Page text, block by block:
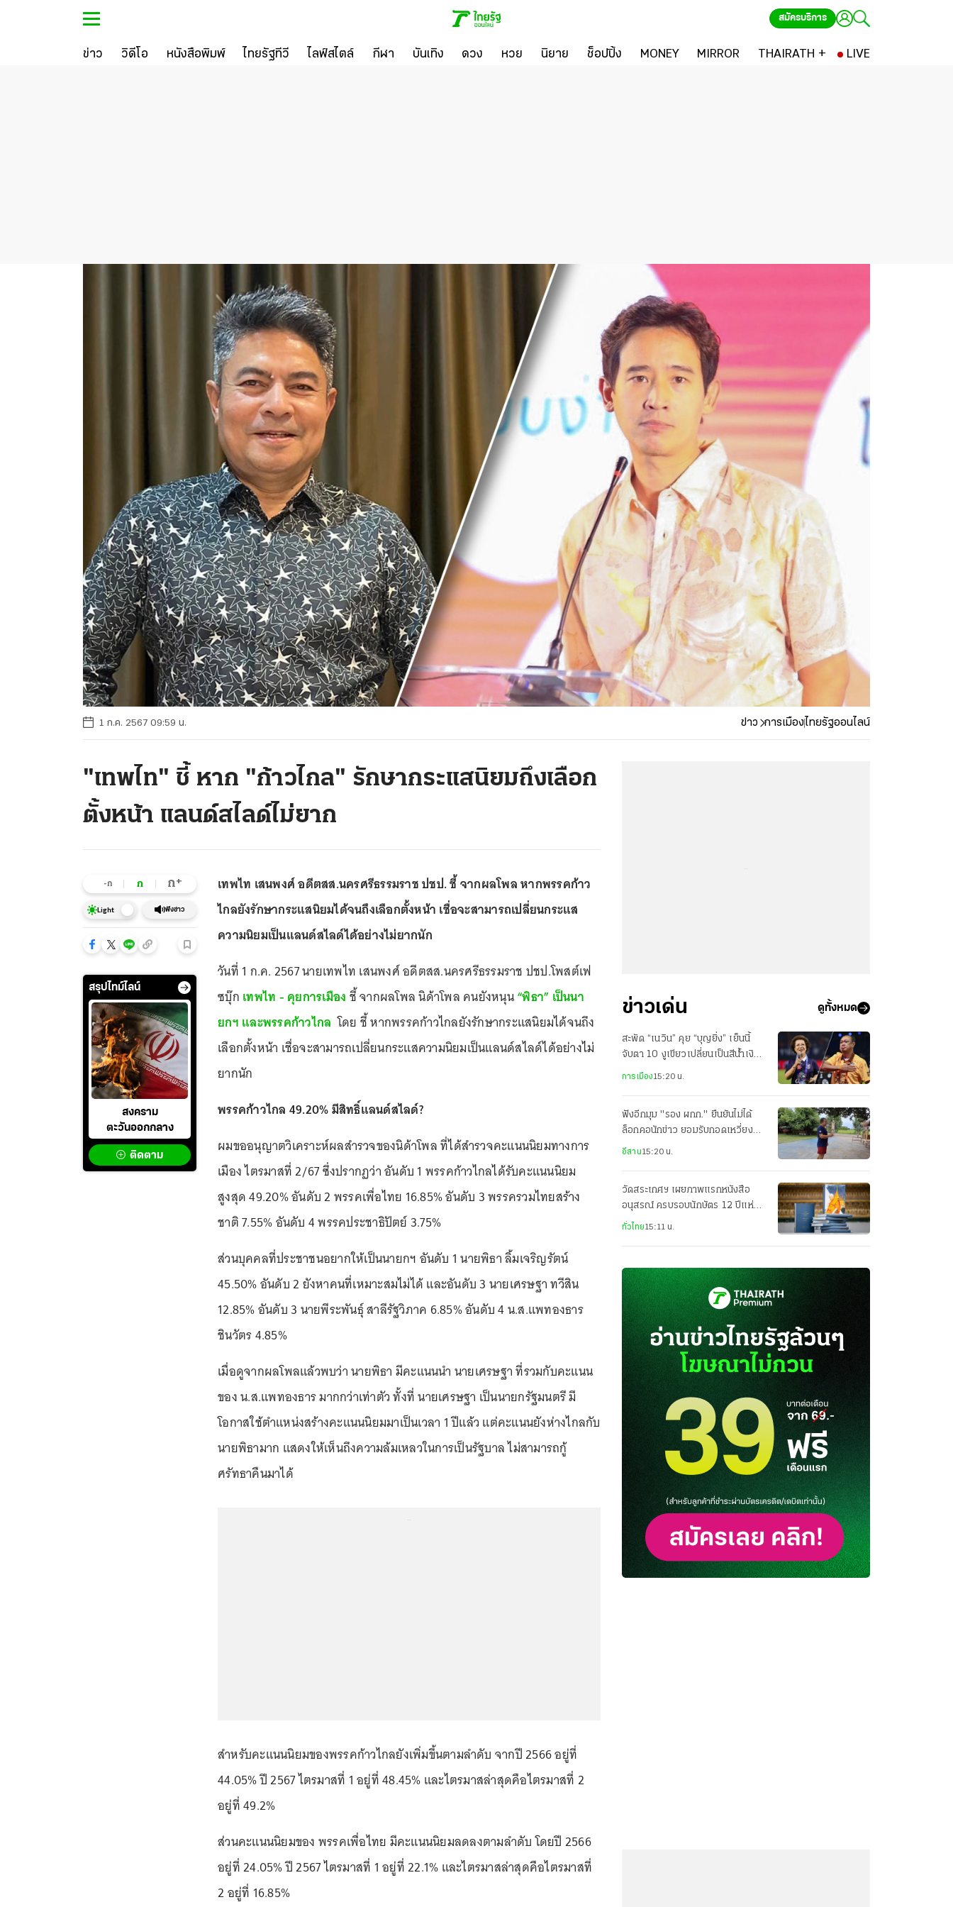
สมัครบริการ
ข่าว วิดีโอ หนังสือพิมพ์ ไทยรัฐทีวี ไลฟ์สไตล์ กีฬา บันเทิง ดวง หวย นิยาย ช็อปปิ้ง MONEY MIRROR THAIRATH + LIVE
1 ก.ค. 2567 09:59 น. ข่าว การเมืองไทยรัฐออนไลน์
"เทพไท" ชี้ หาก "ก้าวไกล" รักษากระแสนิยมถึงเลือก
ตั้งหน้า แลนด์สไลด์ไม่ยาก
-ก ก ก+
Light ฟังข่าว
สรุปไทม์ไลน์
สงคราม
ตะวันออกกลาง
ติดตาม
เทพไท เสนพงศ์ อดีตสส.นครศรีธรรมราช ปชป. ชี้ จากผลโพล หากพรรคก้าว
ไกลยังรักษากระแสนิยมได้จนถึงเลือกตั้งหน้า เชื่อจะสามารถเปลี่ยนกระแส
ความนิยมเป็นแลนด์สไลด์ได้อย่างไม่ยากนัก
วันที่ 1 ก.ค. 2567 นายเทพไท เสนพงศ์ อดีตสส.นครศรีธรรมราช ปชป.โพสต์เฟ
ซบุ๊ก เทพไท - คุยการเมือง ชี้ จากผลโพล นิด้าโพล คนยังหนุน“พิธา” เป็นนา
ยกฯ และพรรคก้าวไกล โดย ชี้ หากพรรคก้าวไกลยังรักษากระแสนิยมได้จนถึง
เลือกตั้งหน้า เชื่อจะสามารถเปลี่ยนกระแสความนิยมเป็นแลนด์สไลด์ได้อย่างไม่
ยากนัก
พรรคก้าวไกล 49.20% มีสิทธิ์แลนด์สไลด์?
ผมขออนุญาตวิเคราะห์ผลสำรวจของนิด้าโพล ที่ได้สำรวจคะแนนนิยมทางการ
เมือง ไตรมาสที่ 2/67 ซึ่งปรากฏว่า อันดับ 1 พรรคก้าวไกลได้รับคะแนนนิยม
สูงสุด 49.20% อันดับ 2 พรรคเพื่อไทย 16.85% อันดับ 3 พรรครวมไทยสร้าง
ชาติ 7.55% อันดับ 4 พรรคประชาธิปัตย์ 3.75%
ส่วนบุคคลที่ประชาชนอยากให้เป็นนายกฯ อันดับ 1 นายพิธา ลิ้มเจริญรัตน์
45.50% อันดับ 2 ยังหาคนที่เหมาะสมไม่ได้ และอันดับ 3 นายเศรษฐา ทวีสิน
12.85% อันดับ 3 นายพีระพันธุ์ สาลีรัฐวิภาค 6.85% อันดับ 4 น.ส.แพทองธาร
ชินวัตร 4.85%
เมื่อดูจากผลโพลแล้วพบว่า นายพิธา มีคะแนนนำ นายเศรษฐา ที่รวมกับคะแนน
ของ น.ส.แพทองธาร มากกว่าเท่าตัว ทั้งที่ นายเศรษฐา เป็นนายกรัฐมนตรี มี
โอกาสใช้ตำแหน่งสร้างคะแนนนิยมมาเป็นเวลา 1 ปีแล้ว แต่คะแนนยังห่างไกลกับ
นายพิธามาก แสดงให้เห็นถึงความล้มเหลวในการเป็นรัฐบาล ไม่สามารถกู้
ศรัทธาคืนมาได้
สำหรับคะแนนนิยมของพรรคก้าวไกลยังเพิ่มขึ้นตามลำดับ จากปี 2566 อยู่ที่
44.05% ปี 2567 ไตรมาสที่ 1 อยู่ที่ 48.45% และไตรมาสล่าสุดคือไตรมาสที่ 2
อยู่ที่ 49.2%
ส่วนคะแนนนิยมของ พรรคเพื่อไทย มีคะแนนนิยมลดลงตามลำดับ โดยปี 2566
อยู่ที่ 24.05% ปี 2567 ไตรมาสที่ 1 อยู่ที่ 22.1% และไตรมาสล่าสุดคือไตรมาสที่
2 อยู่ที่ 16.85%
ข่าวเด่น ดูทั้งหมด
สะพัด “เนวิน” คุย “บุญยิ่ง” เย็นนี้
จับตา 10 งูเขียวเปลี่ยนเป็นสีน้ำเงิน
หรือไม่
การเมือง15:20 น.
ฟังอีกมุม "รอง ผกก." ยืนยันไม่ได้
ล็อกคอนักข่าว ยอมรับกอดเหวี่ยงจน
อีกฝ่ายล้ม
อีสาน15:20 น.
วัดสระเกศฯ เผยภาพแรกหนังสือ
อนุสรณ์ ครบรอบนักษัตร 12 ปีแห่ง
มรณกาล "สมเด็จเกี่ยว"
ทั่วไทย15:11 น.